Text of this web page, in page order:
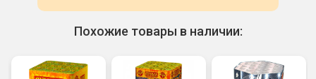
Похожие товары в наличии: